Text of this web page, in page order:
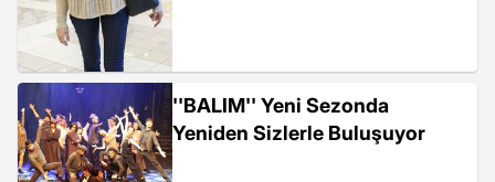
''BALIM'' Yeni Sezonda
Yeniden Sizlerle Buluşuyor